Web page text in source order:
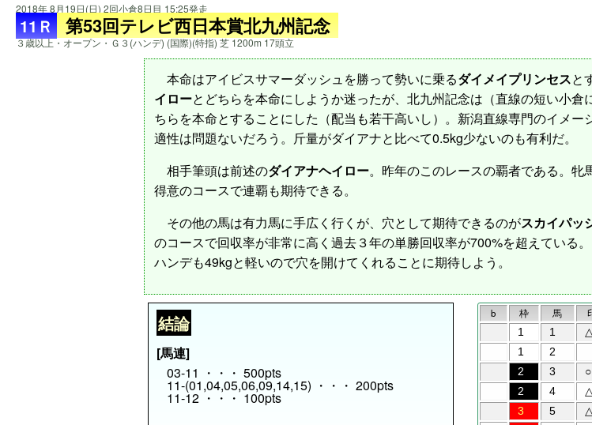
2018年 8月19日(日) 2回小倉8日目 15:25発走
11Ｒ 第53回テレビ西日本賞北九州記念
３歳以上・オープン・Ｇ３(ハンデ) (国際)(特指) 芝 1200m 17頭立
本命はアイビスサマーダッシュを勝って勢いに乗るダイメイプリンセスと
イローとどちらを本命にしようか迷ったが、北九州記念は（直線の短い小
ちらを本命とすることにした（配当も若干高いし）。新潟直線専門のイメ
適性は問題ないだろう。斤量がダイアナと比べて0.5kg少ないのも有利だ。
相手筆頭は前述のダイアナヘイロー。昨年のこのレースの覇者である。牝
得意のコースで連覇も期待できる。
その他の馬は有力馬に手広く行くが、穴として期待できるのがスカイパッ
のコースで回収率が非常に高く過去３年の単勝回収率が700%を超えている
ハンデも49kgと軽いので穴を開けてくれることに期待しよう。
結論
[馬連]
03-11 ・・・ 500pts
11-(01,04,05,06,09,14,15) ・・・ 200pts
11-12 ・・・ 100pts
b 枠 馬
1
1 △
1
2
2
3 ○
2
4 △
3
5 △